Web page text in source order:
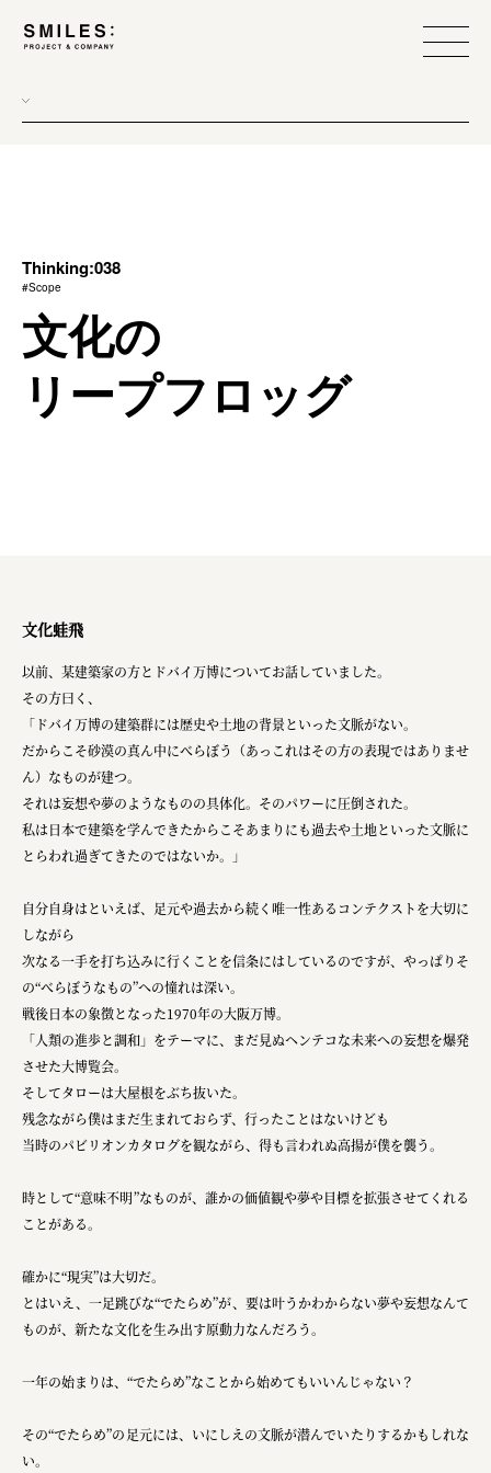
scope
process
team management
method
Thinking:038
#Scope
文化の
リープフロッグ
文化蛙飛
以前、某建築家の方とドバイ万博についてお話していました。
その方曰く、
「ドバイ万博の建築群には歴史や土地の背景といった文脈がない。
だからこそ砂漠の真ん中にべらぼう（あっこれはその方の表現ではありませ
ん）なものが建つ。
それは妄想や夢のようなものの具体化。そのパワーに圧倒された。
私は日本で建築を学んできたからこそあまりにも過去や土地といった文脈に
とらわれ過ぎてきたのではないか。」
自分自身はといえば、足元や過去から続く唯一性あるコンテクストを大切に
しながら
次なる一手を打ち込みに行くことを信条にはしているのですが、やっぱりそ
の“べらぼうなもの”への憧れは深い。
戦後日本の象徴となった1970年の大阪万博。
「人類の進歩と調和」をテーマに、まだ見ぬヘンテコな未来への妄想を爆発
させた大博覧会。
そしてタローは大屋根をぶち抜いた。
残念ながら僕はまだ生まれておらず、行ったことはないけども
当時のパビリオンカタログを観ながら、得も言われぬ高揚が僕を襲う。
時として“意味不明”なものが、誰かの価値観や夢や目標を拡張させてくれる
ことがある。
確かに“現実”は大切だ。
とはいえ、一足跳びな“でたらめ”が、要は叶うかわからない夢や妄想なんて
ものが、新たな文化を生み出す原動力なんだろう。
一年の始まりは、“でたらめ”なことから始めてもいいんじゃない？
その“でたらめ”の足元には、いにしえの文脈が潜んでいたりするかもしれな
い。